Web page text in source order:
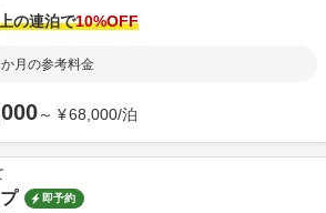
の連泊で10%OFF
月の参考料金
～ ¥68,000/泊
即予約